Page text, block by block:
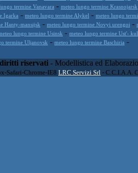
termine Vanavara - meteo lungo termine Krasnojarsk
Igarka - meteo lungo termine Alykel - meteo lungo
Hanty-mansijsk - meteo lungo termine Novyi urengoi -
lungo termine Usinsk - meteo lungo termine Ust'-
termine Uljanovsk - meteo lungo termine Baschiria -
riservati - Modellistica ed
Safari-Chrome-IE8 LRC Servizi Srl - C.C.I.A.A.